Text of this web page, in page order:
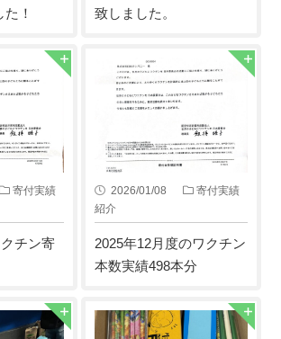
！
致しました。
寄付実績
チン寄
2026/01/08
寄付実績
紹介
2025年12月度のワクチン
本数実績498本分